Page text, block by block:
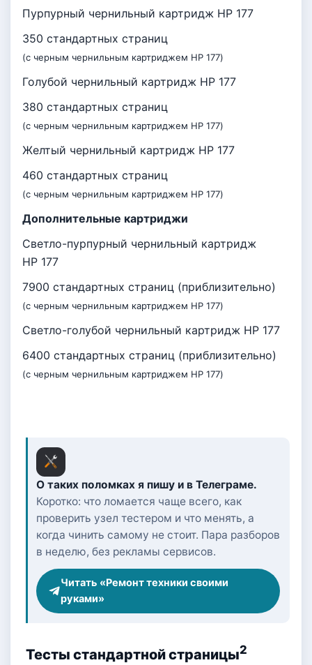
Пурпурный чернильный картридж HP 177
350 стандартных страниц
(с черным чернильным картриджем HP 177)
Голубой чернильный картридж HP 177
380 стандартных страниц
(с черным чернильным картриджем HP 177)
Желтый чернильный картридж HP 177
460 стандартных страниц
(с черным чернильным картриджем HP 177)
Дополнительные картриджи
Светло-пурпурный чернильный картридж
HP 177
7900 стандартных страниц (приблизительно)
(с черным чернильным картриджем HP 177)
Светло-голубой чернильный картридж HP 177
6400 стандартных страниц (приблизительно)
(с черным чернильным картриджем HP 177)
О таких поломках я пишу и в Телеграме.
Коротко: что ломается чаще всего, как
проверить узел тестером и что менять, а
когда чинить самому не стоит. Пара разборов
в неделю, без рекламы сервисов.
Читать «Ремонт техники своими
руками»
Тесты стандартной страницы2